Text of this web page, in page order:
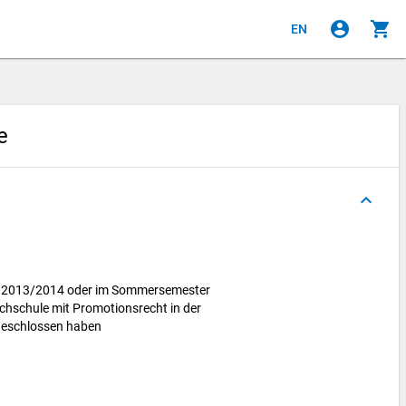
EN account_circle shopping_cart
keyboard_arrow_up
2014 oder im Sommersemester
mit Promotionsrecht in der
haben